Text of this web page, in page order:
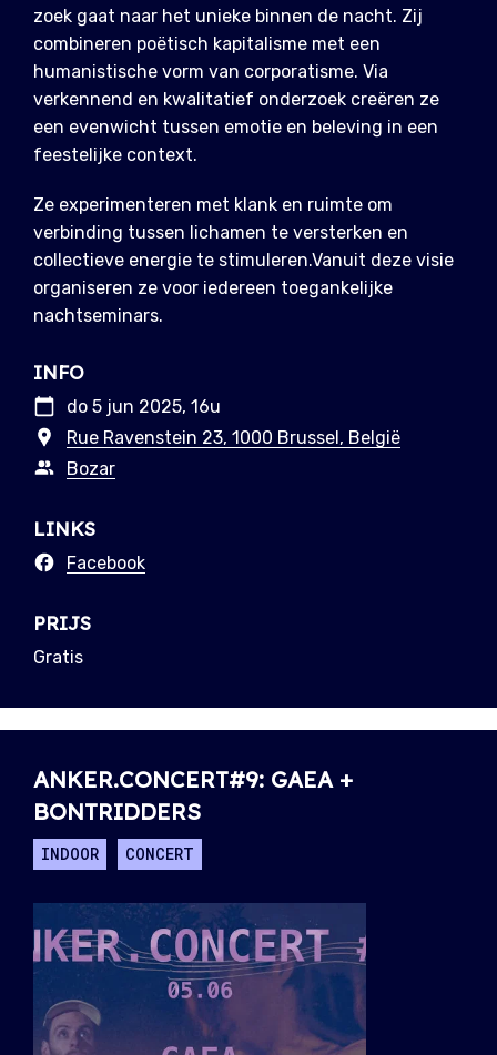
zoek gaat naar het unieke binnen de nacht. Zij
combineren poëtisch kapitalisme met een
humanistische vorm van corporatisme. Via
verkennend en kwalitatief onderzoek creëren ze
een evenwicht tussen emotie en beleving in een
feestelijke context.
Ze experimenteren met klank en ruimte om
verbinding tussen lichamen te versterken en
collectieve energie te stimuleren.Vanuit deze visie
organiseren ze voor iedereen toegankelijke
nachtseminars.
INFO
do 5 jun 2025, 16u
Rue Ravenstein 23, 1000 Brussel, België
Bozar
LINKS
Facebook
PRIJS
Gratis
ANKER.CONCERT#9: GAEA +
BONTRIDDERS
INDOOR CONCERT